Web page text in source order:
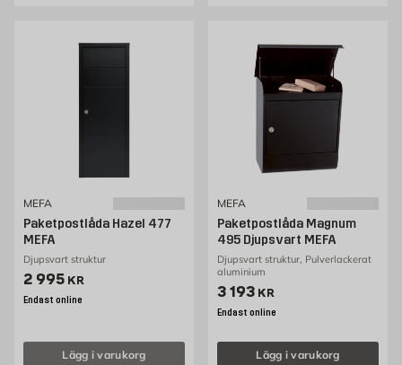
MEFA
Paketpostlåda Hazel 477
MEFA
Djupsvart struktur
Pris 2995 kr
2 995 KR
Endast online
Lägg i varukorg
MEFA
Paketpostlåda Magnum
495 Djupsvart MEFA
Djupsvart struktur, Pulverlackerat
aluminium
Pris 3193 kr
3 193 KR
Endast online
Lägg i varukorg